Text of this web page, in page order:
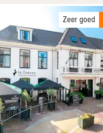
Vorige foto
Zeer goed